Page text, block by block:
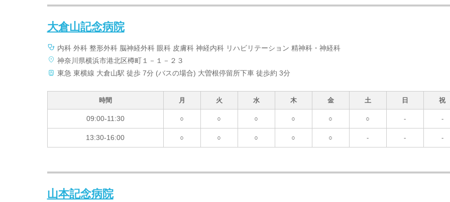
大倉山記念病院
内科 外科 整形外科 脳神経外科 眼科 皮膚科 神経内科 リハビリテーション 精神科・神経科
神奈川県横浜市港北区樽町１－１－２３
東急 東横線 大倉山駅 徒歩 7分 (バスの場合) 大曽根停留所下車 徒歩約 3分
時間 月 火 水 木 金 土 日 祝
09:00-11:30 ○ ○ ○ ○ ○ ○ - -
13:30-16:00 ○ ○ ○ ○ ○ - - -
山本記念病院